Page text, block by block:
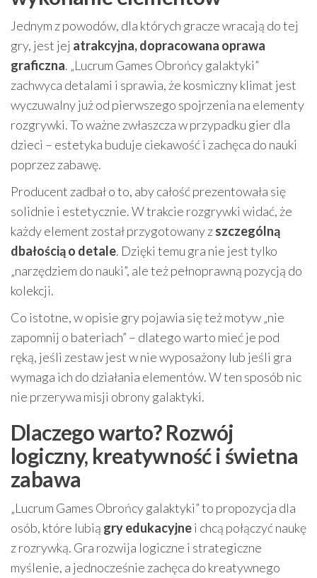
Jednym z powodów, dla których gracze wracają do tej
gry, jest jej atrakcyjna, dopracowana oprawa
graficzna. „Lucrum Games Obrońcy galaktyki”
zachwyca detalami i sprawia, że kosmiczny klimat jest
wyczuwalny już od pierwszego spojrzenia na elementy
rozgrywki. To ważne zwłaszcza w przypadku gier dla
dzieci – estetyka buduje ciekawość i zachęca do nauki
poprzez zabawę.
Producent zadbał o to, aby całość prezentowała się
solidnie i estetycznie. W trakcie rozgrywki widać, że
każdy element został przygotowany zszczególną
dbałością o detale. Dzięki temu gra nie jest tylko
„narzędziem do nauki”, ale też pełnoprawną pozycją do
kolekcji.
Co istotne, w opisie gry pojawia się też motyw „nie
zapomnij o bateriach” – dlatego warto mieć je pod
ręką, jeśli zestaw jest w nie wyposażony lub jeśli gra
wymaga ich do działania elementów. W ten sposób nic
nie przerywa misji obrony galaktyki.
Dlaczego warto? Rozwój
logiczny, kreatywność i świetna
zabawa
„Lucrum Games Obrońcy galaktyki” to propozycja dla
osób, które lubią gry edukacyjnei chcą połączyć naukę
z rozrywką. Gra rozwija logiczne i strategiczne
myślenie, a jednocześnie zachęca do kreatywnego